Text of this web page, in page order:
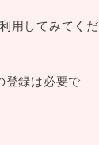
用してみてくだ
登録は必要で